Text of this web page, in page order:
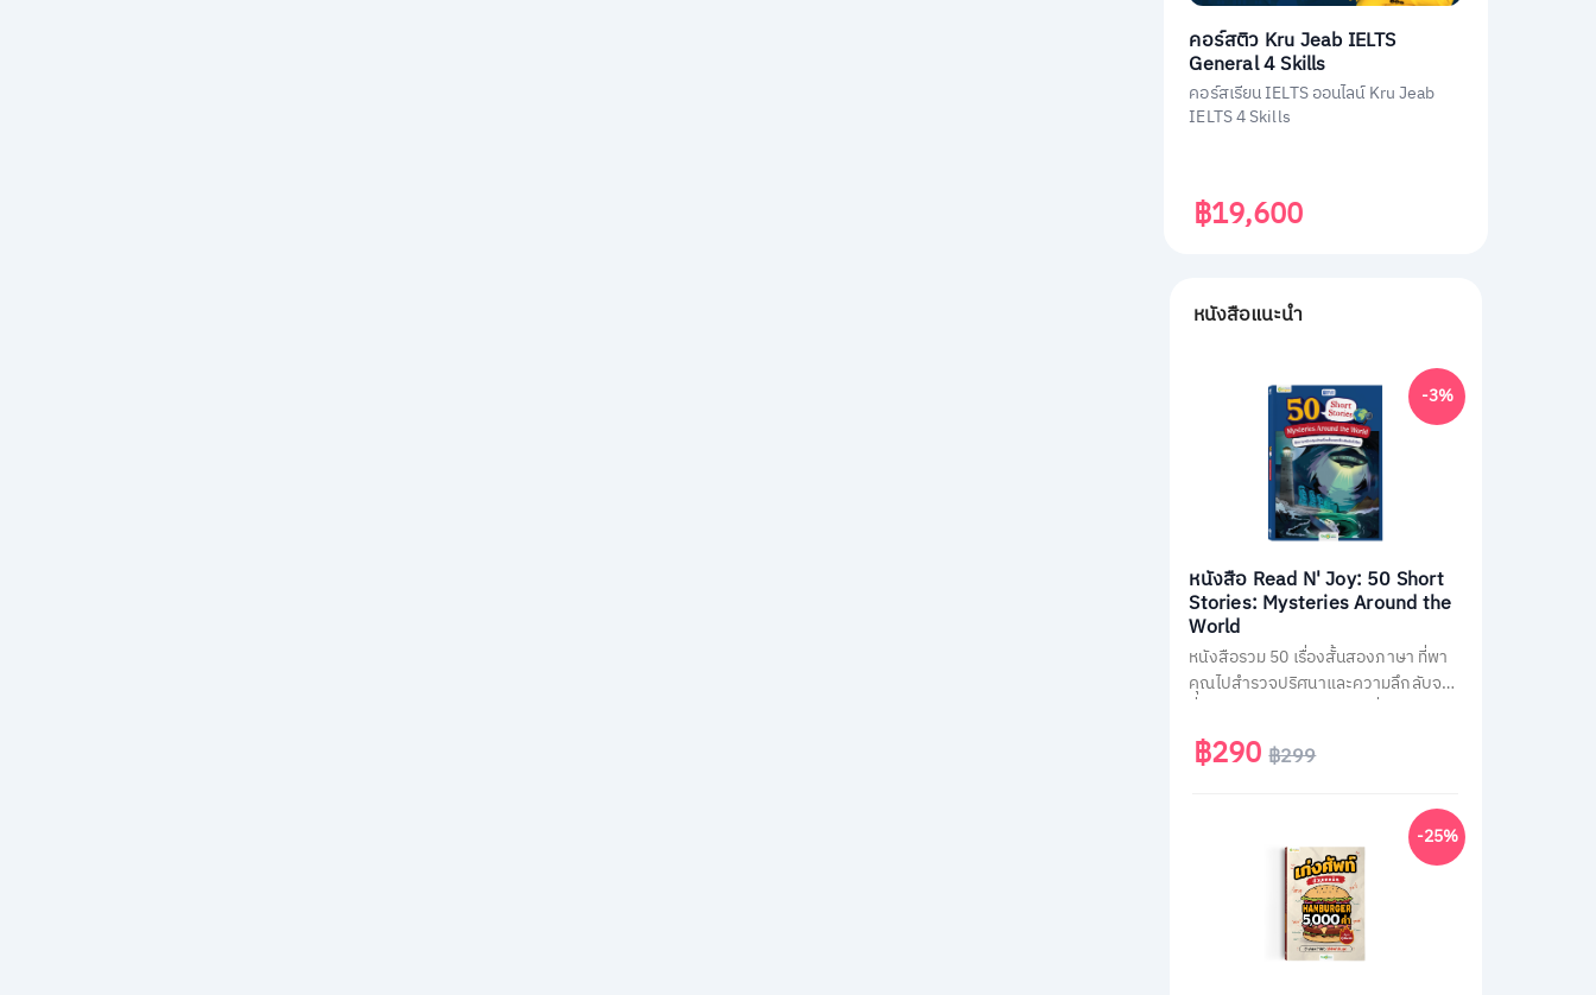
คอร์สติว Kru Jeab IELTS
General 4 Skills
คอร์สเรียน IELTS ออนไลน์ Kru Jeab
IELTS 4 Skills
฿19,600
หนังสือแนะนำ
หนังสือ Read N' Joy: 50 Short
Stories: Mysteries Around the
World
หนังสือรวม 50 เรื่องสั้นสองภาษา ที่พา
คุณไปสำรวจปริศนาและความลึกลับจาก
และสามเหลี่ยมเบอร์มิวด้า อ่านง่าย จบใน
หน้าเดียว พร้อม QR Code ฟังเสียง
1,500 คำ ช่วยพัฒนาทักษะอ่าน-ฟัง
ภาษาอังกฤษได้อย่างสนุกสนาน เหมาะ
สำหรับผู้ที่ชอบเรื่องลึกลับและต้องการ
ฝึกภาษาในเวลาเดียวกัน
-3%
฿290฿299
-25%